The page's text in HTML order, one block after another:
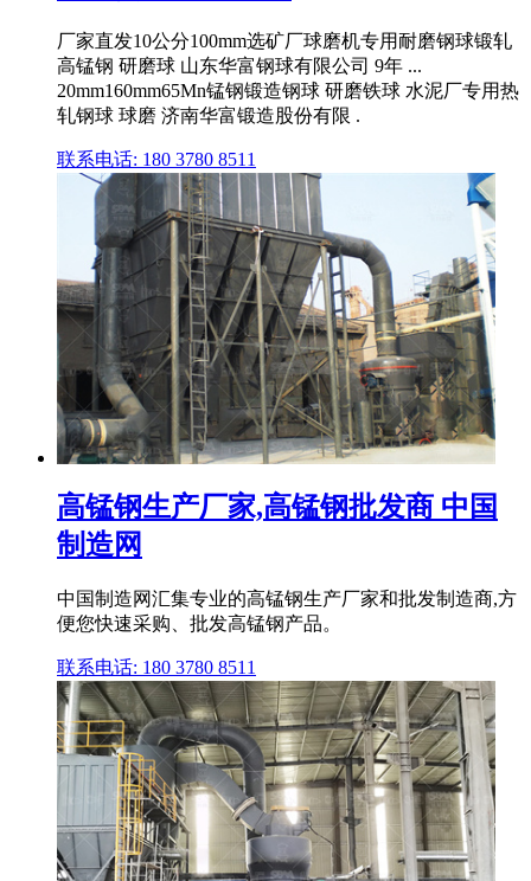
厂家直发10公分100mm选矿厂球磨机专用耐磨钢球锻轧
高锰钢 研磨球 山东华富钢球有限公司 9年 ...
20mm160mm65Mn锰钢锻造钢球 研磨铁球 水泥厂专用热
轧钢球 球磨 济南华富锻造股份有限 .
联系电话: 180 3780 8511
高锰钢生产厂家,高锰钢批发商 中国
制造网
中国制造网汇集专业的高锰钢生产厂家和批发制造商,方
便您快速采购、批发高锰钢产品。
联系电话: 180 3780 8511